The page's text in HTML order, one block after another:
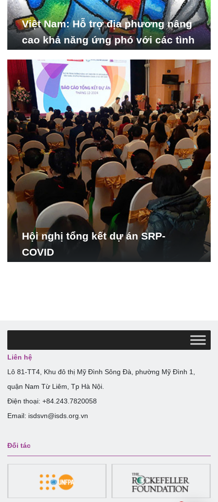
Việt Nam: Hỗ trợ địa phương nâng
cao khả năng ứng phó với các tình
Hội nghị tổng kết dự án SRP-
COVID
Liên hệ
Lô 81-TT4, Khu đô thị Mỹ Đình Sông Đà, phường Mỹ Đình 1,
quận Nam Từ Liêm, Tp Hà Nội.
Điện thoại: +84.243.7820058
Email: isdsvn@isds.org.vn
Đối tác